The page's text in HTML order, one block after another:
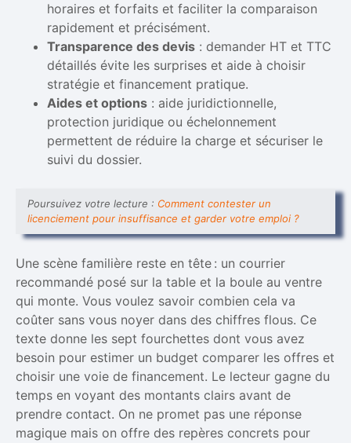
horaires et forfaits et faciliter la comparaison
rapidement et précisément.
Transparence des devis : demander HT et TTC
détaillés évite les surprises et aide à choisir
stratégie et financement pratique.
Aides et options : aide juridictionnelle,
protection juridique ou échelonnement
permettent de réduire la charge et sécuriser le
suivi du dossier.
Poursuivez votre lecture : Comment contester un
licenciement pour insuffisance et garder votre emploi ?
Une scène familière reste en tête : un courrier
recommandé posé sur la table et la boule au ventre
qui monte. Vous voulez savoir combien cela va
coûter sans vous noyer dans des chiffres flous. Ce
texte donne les sept fourchettes dont vous avez
besoin pour estimer un budget comparer les offres et
choisir une voie de financement. Le lecteur gagne du
temps en voyant des montants clairs avant de
prendre contact. On ne promet pas une réponse
magique mais on offre des repères concrets pour